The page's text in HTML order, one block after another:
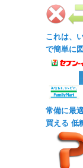
これは、
で簡単に
常備に最
買える 低